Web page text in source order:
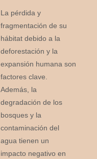
La pérdida y
fragmentación de su
hábitat debido a la
deforestación y la
expansión humana son
factores clave.
Además, la
degradación de los
bosques y la
contaminación del
agua tienen un
impacto negativo en